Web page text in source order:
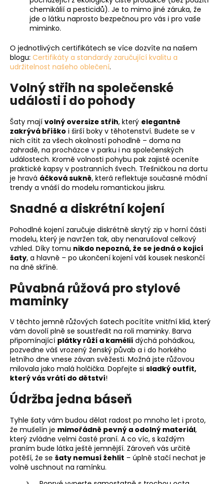
chemikálií a pesticidů). Je to mimo jiné záruka, že
jde o látku naprosto bezpečnou pro vás i pro vaše
miminko.
O jednotlivých certifikátech se více dozvíte na našem
blogu: Certifikáty a standardy zaručující kvalitu a
udržitelnost našeho oblečení.
Volný střih na společenské
události i do pohody
Šaty mají volný oversize střih, který elegantně
zakrývá bříško i širší boky v těhotenství. Budete se v
nich cítit za všech okolností pohodlně – doma na
zahradě, na procházce v parku i na společenských
událostech. Kromě volnosti pohybu pak zajisté oceníte
praktické kapsy v postranních švech. Třešničkou na dortu
je hravá áčková sukně, která reflektuje současné módní
trendy a vnáší do modelu romantickou jiskru.
Snadné a diskrétní kojení
Pohodlné kojení zaručuje diskrétně skrytý zip v horní části
modelu, který je navržen tak, aby nenarušoval celkový
vzhled. Díky tomu nikdo nepozná, že se jedná o kojicí
šaty, a hlavně – po ukončení kojení váš kousek neskončí
na dně skříně.
Půvabná růžová pro stylové
maminky
V těchto jemně růžových šatech pocítíte vnitřní klid, který
vám dovolí plně se soustředit na roli maminky. Barva
připomínající plátky růží a kamélií dýchá pohádkou,
pozvedne váš vrozený ženský půvab a i do horkého
letního dne vnese závan svěžesti. Možná jste růžovou
milovala jako malá holčička. Dopřejte si sladký outfit,
který vás vrátí do dětství!
Údržba jedna báseň
Tyhle šaty vám budou dělat radost po mnoho let i proto,
že mušelín je mimořádně pevný a odolný materiál,
který zvládne velmi časté praní. A co víc, s každým
praním bude látka ještě jemnější. Zároveň vás určitě
potěší, že se šaty nemusí žehlit – úplně stačí nechat je
volně uschnout na ramínku.